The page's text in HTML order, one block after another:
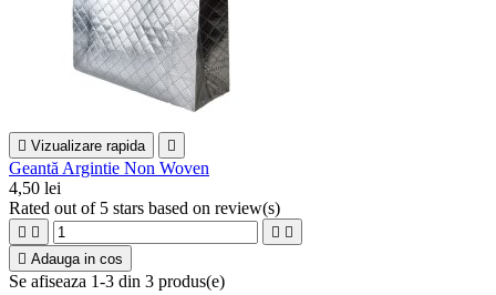
 Vizualizare rapida 
Geantă Argintie Non Woven
4,50 lei
Rated out of 5 stars based on review(s)
   
 Adauga in cos
Se afiseaza 1-3 din 3 produs(e)